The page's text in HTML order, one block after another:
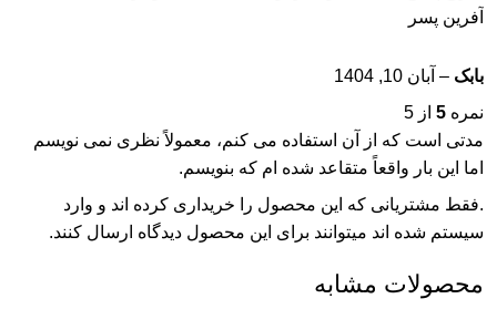
آفرین پسر
بابک – آبان 10, 1404
نمره 5 از 5
مدتی است که از آن استفاده می کنم، معمولاً نظری نمی نویسم
اما این بار واقعاً متقاعد شده ام که بنویسم.
.فقط مشتریانی که این محصول را خریداری کرده اند و وارد
سیستم شده اند میتوانند برای این محصول دیدگاه ارسال کنند.
محصولات مشابه